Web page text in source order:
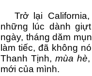
Trở lại
những lúc dành
ngày, tháng dăm
làm tiếc, đã không
Thanh Tịnh, mùa hè
mới của mình.